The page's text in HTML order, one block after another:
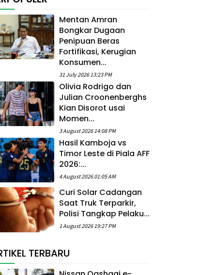
Mentan Amran
Bongkar Dugaan
Penipuan Beras
Fortifikasi, Kerugian
Konsumen...
31 July 2026 13:23 PM
Olivia Rodrigo dan
Julian Croonenberghs
Kian Disorot usai
Momen...
3 August 2026 14:08 PM
Hasil Kamboja vs
Timor Leste di Piala AFF
2026:...
4 August 2026 01:05 AM
Curi Solar Cadangan
Saat Truk Terparkir,
Polisi Tangkap Pelaku...
1 August 2026 19:27 PM
TERBARU